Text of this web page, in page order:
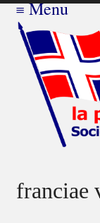
≡Menu
franciae